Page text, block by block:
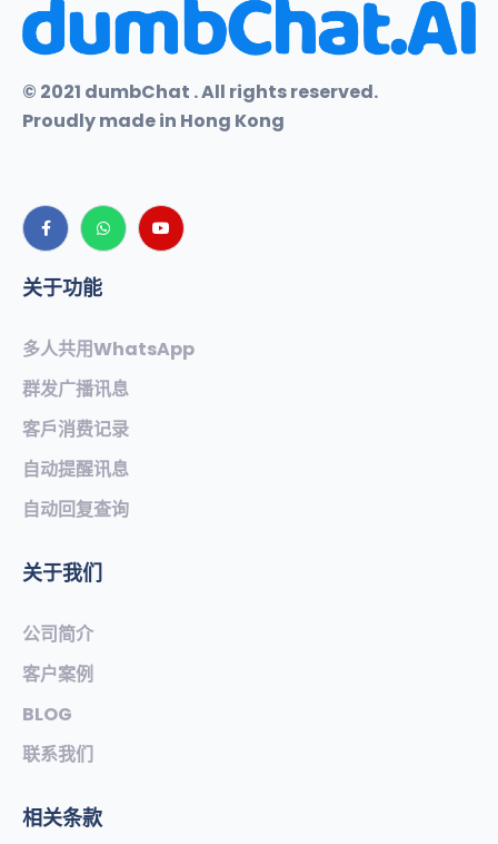
© 2021 dumbChat . All rights reserved.
Proudly made in Hong Kong
关于功能
多人共用WhatsApp
群发广播讯息
客戶消费记录
自动提醒讯息
自动回复查询
关于我们
公司简介
客户案例
BLOG
联系我们
相关条款